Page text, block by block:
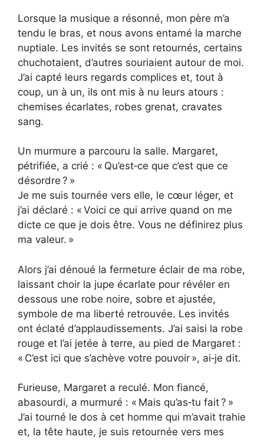
Lorsque la musique a résonné, mon père m’a
tendu le bras, et nous avons entamé la marche
nuptiale. Les invités se sont retournés, certains
chuchotaient, d’autres souriaient autour de moi.
J’ai capté leurs regards complices et, tout à
coup, un à un, ils ont mis à nu leurs atours :
chemises écarlates, robes grenat, cravates
sang.
Un murmure a parcouru la salle. Margaret,
pétrifiée, a crié : « Qu’est‑ce que c’est que ce
désordre ? »
Je me suis tournée vers elle, le cœur léger, et
j’ai déclaré : « Voici ce qui arrive quand on me
dicte ce que je dois être. Vous ne définirez plus
ma valeur. »
Alors j’ai dénoué la fermeture éclair de ma robe,
laissant choir la jupe écarlate pour révéler en
dessous une robe noire, sobre et ajustée,
symbole de ma liberté retrouvée. Les invités
ont éclaté d’applaudissements. J’ai saisi la robe
rouge et l’ai jetée à terre, au pied de Margaret :
« C’est ici que s’achève votre pouvoir », ai‑je dit.
Furieuse, Margaret a reculé. Mon fiancé,
abasourdi, a murmuré : « Mais qu’as‑tu fait ? »
J’ai tourné le dos à cet homme qui m’avait trahie
et, la tête haute, je suis retournée vers mes